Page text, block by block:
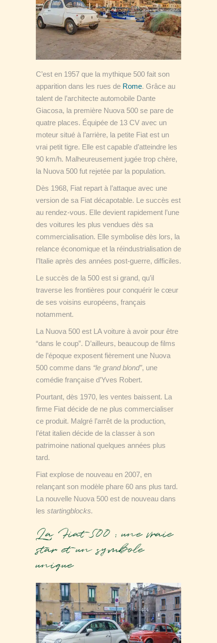
C’est en 1957 que la mythique 500 fait son
apparition dans les rues de Rome. Grâce au
talent de l’architecte automobile Dante
Giacosa, la première Nuova 500 se pare de
quatre places. Équipée de 13 CV avec un
moteur situé à l’arrière, la petite Fiat est un
vrai petit tigre. Elle est capable d’atteindre les
90 km/h. Malheureusement jugée trop chère,
la Nuova 500 fut rejetée par la population.
Dès 1968, Fiat repart à l’attaque avec une
version de sa Fiat décapotable. Le succès est
au rendez-vous. Elle devient rapidement l’une
des voitures les plus vendues dès sa
commercialisation. Elle symbolise dès lors, la
relance économique et la réindustrialisation de
l’Italie après des années post-guerre, difficiles.
Le succès de la 500 est si grand, qu’il
traverse les frontières pour conquérir le cœur
de ses voisins européens, français
notamment.
La Nuova 500 est LA voiture à avoir pour être
“dans le coup”. D’ailleurs, beaucoup de films
de l’époque exposent fièrement une Nuova
500 comme dans “le grand blond”, une
comédie française d’Yves Robert.
Pourtant, dès 1970, les ventes baissent. La
firme Fiat décide de ne plus commercialiser
ce produit. Malgré l’arrêt de la production,
l’état italien décide de la classer à son
patrimoine national quelques années plus
tard.
Fiat explose de nouveau en 2007, en
relançant son modèle phare 60 ans plus tard.
La nouvelle Nuova 500 est de nouveau dans
les startingblocks.
La Fiat 500 : une vraie
star et un symbole
unique